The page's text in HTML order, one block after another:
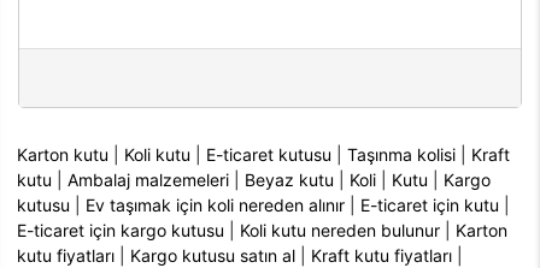
Karton kutu Koli kutu E-ticaret kutusu |Taşınma kolisi
Kraft
kutu |Ambalaj malzemeleri Beyaz kutu Koli Kutu
Kargo
kutusu
Ev taşımak için koli nereden alınır E-ticaret için kutu
E-ticaret için kargo kutusu
Koli kutu nereden bulunur
Karton
kutu fiyatları
Kargo kutusu satın al Kraft kutu fiyatları